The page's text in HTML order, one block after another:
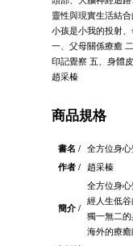
靈性與現實生活結
小孩是小我的投射
一、父母關係療癒
印記覺察 五、身體
趙采榛
商品規格
書名 /
全方位身
作者 /
趙采榛
簡介 /
全方位身
經人生低
獨一無二
海外的療癒